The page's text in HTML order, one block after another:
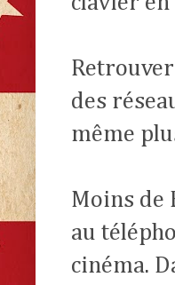
des
même
Moins de
au
cinéma.